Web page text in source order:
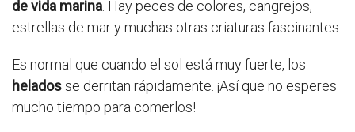
de vida marina. Hay peces de colores, cangrejos,
estrellas de mar y muchas otras criaturas fascinantes.
Es normal que cuando el sol está muy fuerte, los
heladosse derritan rápidamente. ¡Así que no esperes
mucho tiempo para comerlos!